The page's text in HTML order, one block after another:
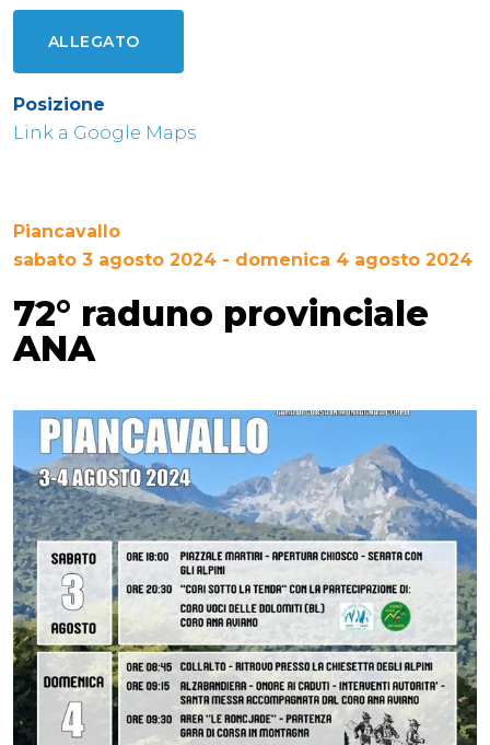
ALLEGATO
Posizione
Link a Google Maps
Piancavallo
sabato 3 agosto 2024 - domenica 4 agosto 2024
72° raduno provinciale
ANA